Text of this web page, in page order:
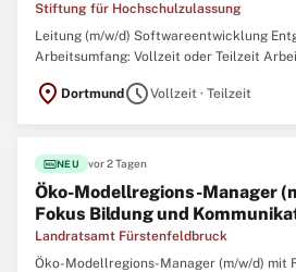
Stiftung für Hochschulzulassung
Leitung (m/w/d) Softwareentwicklung
Arbeitsumfang: Vollzeit oder Teilzeit
finden es spannend, die digitale
location_on Dortmund scheduleVollzeit · Teilzeit
fiber_newNEU vor 2 Tagen
Öko-Modellregions-Manager
Fokus Bildung und
Landratsamt Fürstenfeldbruck
Öko-Modellregions-Manager (m/w/d) mit